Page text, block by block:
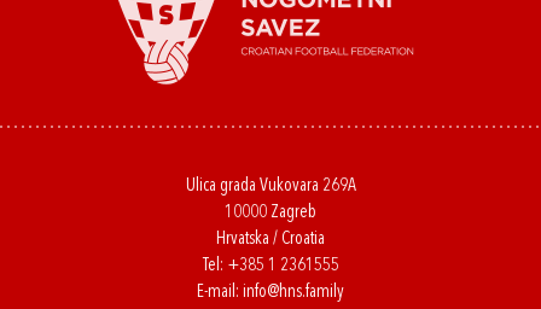
Ulica grada Vukovara 269A
10000 Zagreb
Hrvatska / Croatia
Tel: +385 1 2361555
E-mail: info@hns.family